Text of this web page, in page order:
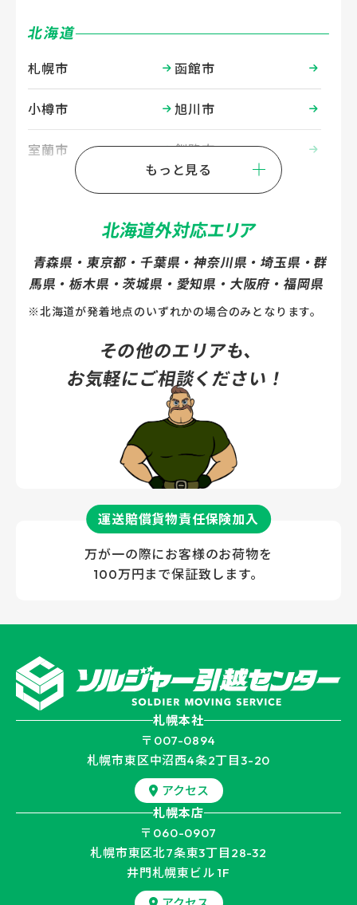
北海道
札幌市 函館市
小樽市 旭川市
室蘭市 釧路市
北見市
岩見沢市
網走市 留萌市
苫小牧市 稚内市
芦別市
赤平市
士別市
三笠市
千歳市
砂川市
恵庭市 伊達市
北広島市 石狩市
当別町
松前町
知内町
七飯町
北海道外対応エリア
青森県・東京都・千葉県・神奈川県・埼玉県・群
馬県・栃木県・茨城県・愛知県・大阪府・福岡県
※北海道が発着地点のいずれかの場合のみとなります。
その他のエリアも、
お気軽にご相談ください！
運送賠償貨物責任保険加入
万が一の際にお客様のお荷物を
100万円まで保証致します。
札幌本社
〒007-0894
札幌市東区中沼西4条2丁目3-20
アクセス
札幌本店
〒060-0907
札幌市東区北7条東3丁目 28-32
井門札幌東ビル 1F